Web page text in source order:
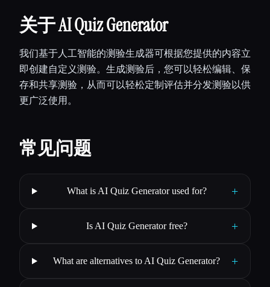
关于 AI Quiz Generator
我们基于人工智能的测验生成器可根据您提供的内容立
即创建自定义测验。生成测验后，您可以轻松编辑、保
存和共享测验，从而可以轻松定制评估并分发测验以供
更广泛使用。
常见问题
What is AI Quiz Generator used for? +
Is AI Quiz Generator free? +
What are alternatives to AI Quiz Generator? +